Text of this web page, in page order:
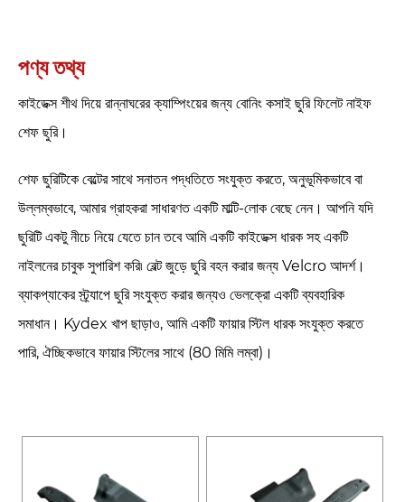
পণ্য তথ্য
কাইডেক্স শীথ দিয়ে রান্নাঘরের ক্যাম্পিংয়ের জন্য বোনিং কসাই ছুরি ফিলেট নাইফ
শেফ ছুরি।
শেফ ছুরিটিকে বেল্টের সাথে সনাতন পদ্ধতিতে সংযুক্ত করতে, অনুভূমিকভাবে বা
উল্লম্বভাবে, আমার গ্রাহকরা সাধারণত একটি মাল্টি-লোক বেছে নেন। আপনি যদি
ছুরিটি একটু নীচে নিয়ে যেতে চান তবে আমি একটি কাইডেক্স ধারক সহ একটি
নাইলনের চাবুক সুপারিশ করি৷ বেল্ট জুড়ে ছুরি বহন করার জন্য Velcro আদর্শ।
ব্যাকপ্যাকের স্ট্র্যাপে ছুরি সংযুক্ত করার জন্যও ভেলক্রো একটি ব্যবহারিক
সমাধান। Kydex খাপ ছাড়াও, আমি একটি ফায়ার স্টিল ধারক সংযুক্ত করতে
পারি, ঐচ্ছিকভাবে ফায়ার স্টিলের সাথে (80 মিমি লম্বা)।